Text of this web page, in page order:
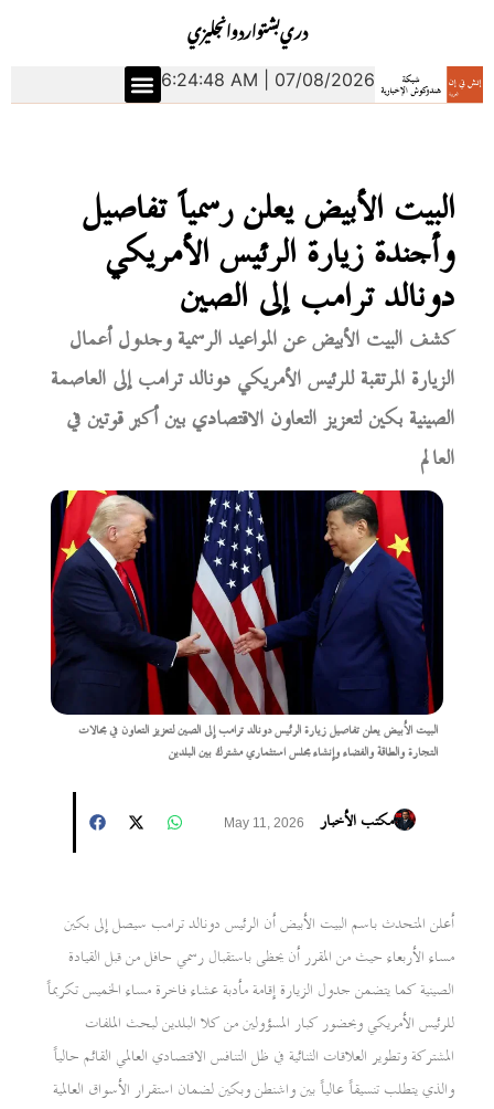
انجليزياردوبشتودري
6:24:49 AM | 07/08/2026
البيت الأبيض يعلن رسمياً تفاصيل
وأجندة زيارة الرئيس الأمريكي
دونالد ترامب إلى الصين
كشف البيت الأبيض عن المواعيد الرسمية وجدول أعمال
الزيارة المرتقبة للرئيس الأمريكي دونالد ترامب إلى العاصمة
الصينية بكين لتعزيز التعاون الاقتصادي بين أكبر قوتين في
العالم
البيت الأبيض يعلن تفاصيل زيارة الرئيس دونالد ترامب إلى الصين لتعزيز التعاون في مجالات
التجارة والطاقة والفضاء وإنشاء مجلس استثماري مشترك بين البلدين
مكتب الأخبار May 11, 2026
أعلن المتحدث باسم البيت الأبيض أن الرئيس دونالد ترامب سيصل إلى بكين
مساء الأربعاء حيث من المقرر أن يحظى باستقبال رسمي حافل من قبل القيادة
الصينية كما يتضمن جدول الزيارة إقامة مأدبة عشاء فاخرة مساء الخميس تكريماً
للرئيس الأمريكي وبحضور كبار المسؤولين من كلا البلدين لبحث الملفات
المشتركة وتطوير العلاقات الثنائية في ظل التنافس الاقتصادي العالمي القائم حالياً
والذي يتطلب تنسيقاً عالياً بين واشنطن وبكين لضمان استقرار الأسواق العالمية